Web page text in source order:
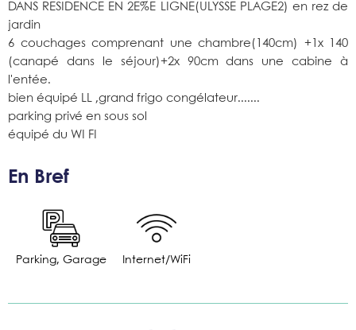
DANS RESIDENCE EN 2E%E LIGNE(ULYSSE PLAGE2) en rez de
jardin
6 couchages comprenant une chambre(140cm) +1x 140
(canapé dans le séjour)+2x 90cm dans une cabine à
l'entée.
bien équipé LL ,grand frigo congélateur.......
parking privé en sous sol
équipé du WI FI
En Bref
Parking, Garage Internet/WiFi